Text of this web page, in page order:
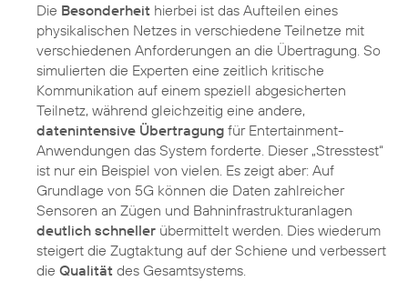
Die Besonderheit hierbei ist das Aufteilen eines
physikalischen Netzes in verschiedene Teilnetze mit
verschiedenen Anforderungen an die Übertragung. So
simulierten die Experten eine zeitlich kritische
Kommunikation auf einem speziell abgesicherten
Teilnetz, während gleichzeitig eine andere,
datenintensive Übertragung für Entertainment-
Anwendungen das System forderte. Dieser „Stresstest“
ist nur ein Beispiel von vielen. Es zeigt aber: Auf
Grundlage von 5G können die Daten zahlreicher
Sensoren an Zügen und Bahninfrastrukturanlagen
deutlich schneller übermittelt werden. Dies wiederum
steigert die Zugtaktung auf der Schiene und verbessert
die Qualität des Gesamtsystems.